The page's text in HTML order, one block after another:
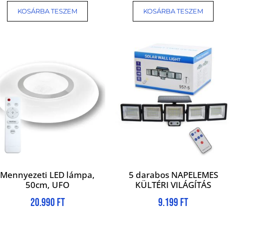
KOSÁRBA TESZEM KOSÁRBA TESZEM
Mennyezeti LED lámpa,
50cm, UFO
20.990 Ft
5 darabos NAPELEMES
KÜLTÉRI VILÁGÍTÁS
9.199 Ft